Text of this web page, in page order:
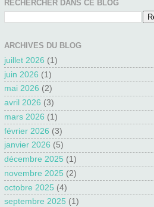
RECHERCHER DANS CE BLOG
ARCHIVES DU BLOG
juillet 2026 (1)
juin 2026 (1)
mai 2026 (2)
avril 2026 (3)
mars 2026 (1)
février 2026 (3)
janvier 2026 (5)
décembre 2025 (1)
novembre 2025 (2)
octobre 2025 (4)
septembre 2025 (1)